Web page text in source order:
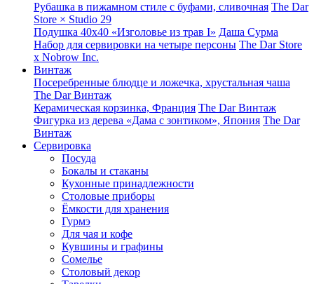
Рубашка в пижамном стиле с буфами, сливочная The Dar
Store × Studio 29
Подушка 40x40 «Изголовье из трав I» Даша Сурма
Набор для сервировки на четыре персоны The Dar Store
х Nobrow Inc.
Винтаж
Посеребренные блюдце и ложечка, хрустальная чаша
The Dar Винтаж
Керамическая корзинка, Франция The Dar Винтаж
Фигурка из дерева «Дама с зонтиком», Япония The Dar
Винтаж
Сервировка
Посуда
Бокалы и стаканы
Кухонные принадлежности
Столовые приборы
Ëмкости для хранения
Гурмэ
Для чая и кофе
Кувшины и графины
Сомелье
Столовый декор